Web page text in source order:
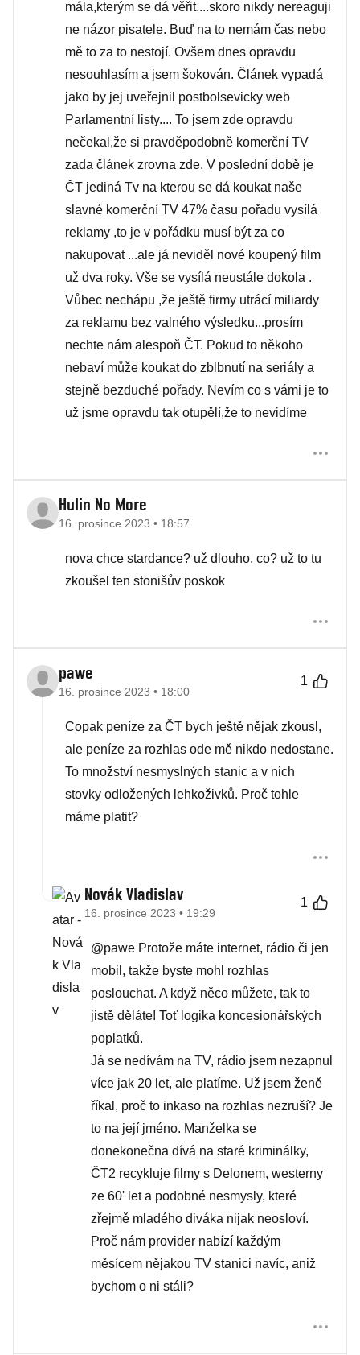
mála,kterým se dá věřit....skoro nikdy nereaguji
ne názor pisatele. Buď na to nemám čas nebo
mě to za to nestojí. Ovšem dnes opravdu
nesouhlasím a jsem šokován. Článek vypadá
jako by jej uveřejnil postbolsevicky web
Parlamentní listy.... To jsem zde opravdu
nečekal,že si pravděpodobně komerční TV
zada článek zrovna zde. V poslední době je
ČT jediná Tv na kterou se dá koukat naše
slavné komerční TV 47% času pořadu vysílá
reklamy ,to je v pořádku musí být za co
nakupovat ...ale já neviděl nové koupený film
už dva roky. Vše se vysílá neustále dokola .
Vůbec nechápu ,že ještě firmy utrácí miliardy
za reklamu bez valného výsledku...prosím
nechte nám alespoň ČT. Pokud to někoho
nebaví může koukat do zblbnutí na seriály a
stejně bezduché pořady. Nevím co s vámi je to
už jsme opravdu tak otupělí,že to nevidíme
Hulin No More
16. prosince 2023 • 18:57
nova chce stardance? už dlouho, co? už to tu
zkoušel ten stonišův poskok
pawe
16. prosince 2023 • 18:00
1
Copak peníze za ČT bych ještě nějak zkousl,
ale peníze za rozhlas ode mě nikdo nedostane.
To množství nesmyslných stanic a v nich
stovky odložených lehkoživků. Proč tohle
máme platit?
Novák Vladislav
16. prosince 2023 • 19:29
1
@pawe Protože máte internet, rádio či jen
mobil, takže byste mohl rozhlas
poslouchat. A když něco můžete, tak to
jistě děláte! Toť logika koncesionářských
poplatků.
Já se nedívám na TV, rádio jsem nezapnul
více jak 20 let, ale platíme. Už jsem ženě
říkal, proč to inkaso na rozhlas nezruší? Je
to na její jméno. Manželka se
donekonečna dívá na staré kriminálky,
ČT2 recykluje filmy s Delonem, westerny
ze 60' let a podobné nesmysly, které
zřejmě mladého diváka nijak neosloví.
Proč nám provider nabízí každým
měsícem nějakou TV stanici navíc, aniž
bychom o ni stáli?